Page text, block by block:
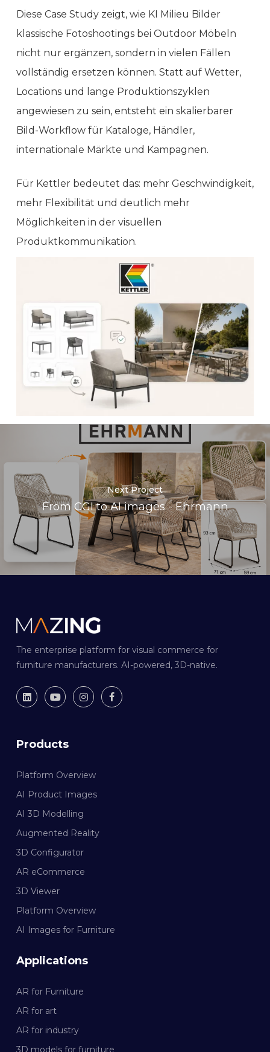
Diese Case Study zeigt, wie KI Milieu Bilder
klassische Fotoshootings bei Outdoor Möbeln
nicht nur ergänzen, sondern in vielen Fällen
vollständig ersetzen können. Statt auf Wetter,
Locations und lange Produktionszyklen
angewiesen zu sein, entsteht ein skalierbarer
Bild-Workflow für Kataloge, Händler,
internationale Märkte und Kampagnen.
Für Kettler bedeutet das: mehr Geschwindigkeit,
mehr Flexibilität und deutlich mehr
Möglichkeiten in der visuellen
Produktkommunikation.
Next Project
From CGI to AI images - Ehrmann
The enterprise platform for visual commerce for
furniture manufacturers. AI-powered, 3D-native.
Products
Platform Overview
AI Product Images
AI 3D Modelling
Augmented Reality
3D Configurator
AR eCommerce
3D Viewer
Platform Overview
AI Images for Furniture
Applications
AR for Furniture
AR for art
AR for industry
3D models for furniture